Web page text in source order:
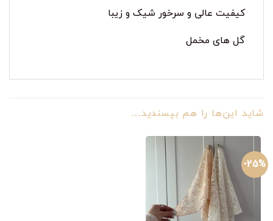
کیفیت عالی و سرخور شیک و زیبا
گل های مخمل
شاید این‌ها را هم بپسندید…
25%-